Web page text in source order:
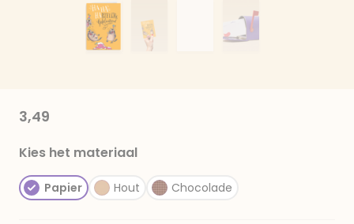
3,49
Kies het materiaal
Papier Hout Chocolade